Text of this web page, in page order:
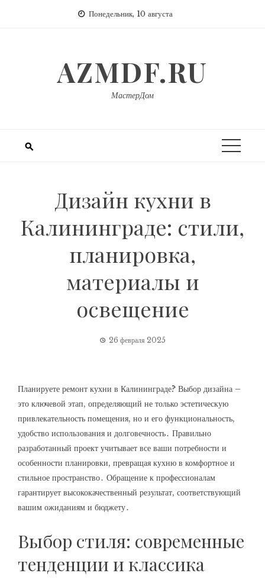
Понедельник, 10 августа
AZMDF.RU
МастерДом
Дизайн кухни в
Калининграде: стили,
планировка,
материалы и
освещение
26 февраля 2025
Планируете ремонт кухни в Калининграде? Выбор дизайна –
это ключевой этап, определяющий не только эстетическую
привлекательность помещения, но и его функциональность,
удобство использования и долговечность․ Правильно
разработанный проект учитывает все ваши потребности и
особенности планировки, превращая кухню в комфортное и
стильное пространство․ Обращение к профессионалам
гарантирует высококачественный результат, соответствующий
вашим ожиданиям и бюджету․
Выбор стиля: современные
тенденции и классика